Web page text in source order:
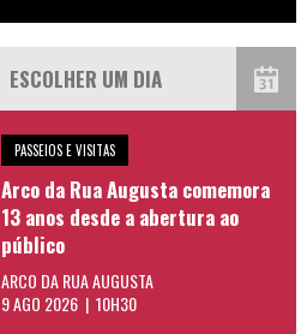
PASSEIOS E VISITAS
Arco da Rua Augusta comemora
13 anos desde a abertura ao
público
ARCO DA RUA AUGUSTA
9 AGO 2026 | 10H30